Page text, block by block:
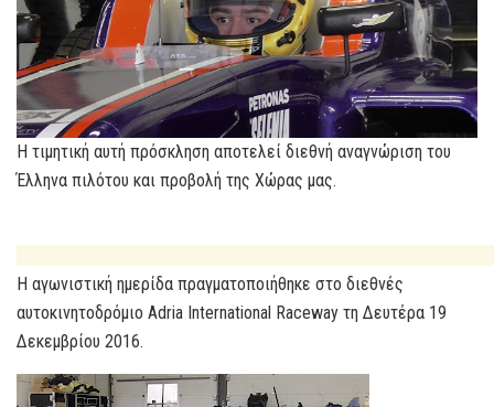
Η τιμητική αυτή πρόσκληση αποτελεί διεθνή αναγνώριση του
Έλληνα πιλότου και προβολή της Χώρας μας.
Η αγωνιστική ημερίδα πραγματοποιήθηκε στο διεθνές
αυτοκινητοδρόμιο Adria International Raceway τη Δευτέρα 19
Δεκεμβρίου 2016.